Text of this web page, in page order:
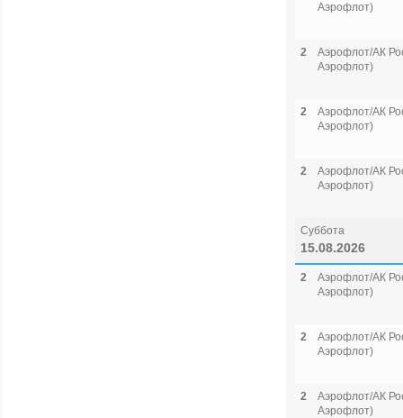
Аэрофлот)
2
Аэрофлот/АК
Аэрофлот)
2
Аэрофлот/АК
Аэрофлот)
2
Аэрофлот/АК
Аэрофлот)
Суббота
15.08.2026
2
Аэрофлот/АК
Аэрофлот)
2
Аэрофлот/АК
Аэрофлот)
2
Аэрофлот/АК
Аэрофлот)